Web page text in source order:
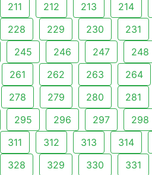
211 212 213 214
228 229 230 231
245 246 247 248
261 262 263 264
278 279 280 281
295 296 297 298
311 312 313 314
328 329 330 331